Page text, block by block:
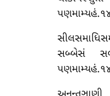
સબ્બેસં